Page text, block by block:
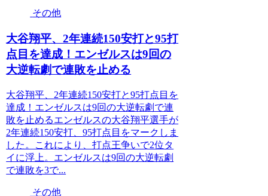
その他
大谷翔平、2年連続150安打と95打
点目を達成！エンゼルスは9回の
大逆転劇で連敗を止める
大谷翔平、2年連続150安打と95打点目を
達成！エンゼルスは9回の大逆転劇で連
敗を止めるエンゼルスの大谷翔平選手が
2年連続150安打、95打点目をマークしま
した。これにより、打点王争いで2位タ
イに浮上。エンゼルスは9回の大逆転劇
で連敗を3で...
その他